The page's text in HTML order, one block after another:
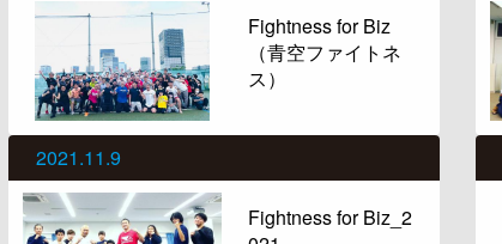
Fightness for Biz
（青空ファイトネ
ス）
2021.11.9
Fightness for Biz_2